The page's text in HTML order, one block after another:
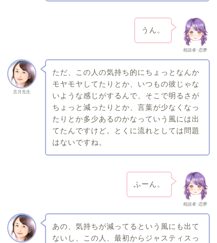
相談者･恋夢
うん。
言月先生
ただ、この人の気持ち的にちょっとなんか
モヤモヤしてたりとか、いつもの彼じゃな
いような感じがするんで、そこで明るさが
ちょっと減ったりとか、言葉が少なくなっ
たりとか多少あるのかなっていう風には出
てたんですけど。とくに流れとしては問題
はないですね。
相談者･恋夢
ふーん。
あの、気持ちが減ってるという風にも出て
ないし、この人、最初からジャスティスっ